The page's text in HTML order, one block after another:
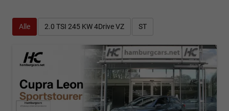
Alle 2.0 TSI 245 KW 4Drive VZ ST